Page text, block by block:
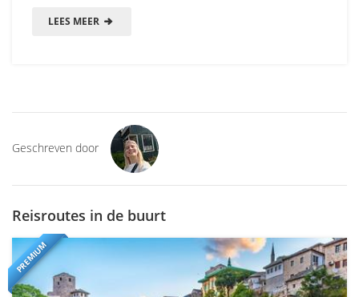
LEES MEER
Geschreven door
Reisroutes in de buurt
PREMIUM